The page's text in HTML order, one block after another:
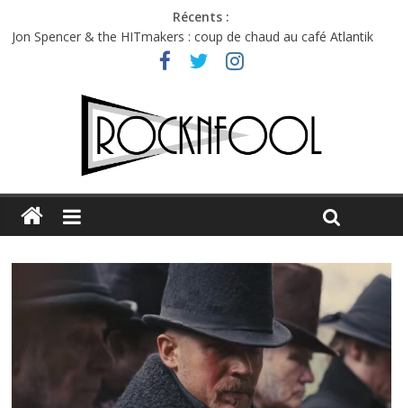
Récents :
Jon Spencer & the HITmakers : coup de chaud au café Atlantik
Hellfest 2026 vendredi : température et émotions en hausse
Hellfest 2026 jeudi : impossible de choisir entre chaleur et bonne
Première édition du Midgard Festival : entre bière, métal et
Charlie Puth à l’Olympia : la leçon de pop du Professeur Puth